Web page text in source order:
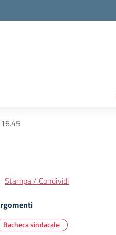
Stampa / Condividi
Bacheca sindacale